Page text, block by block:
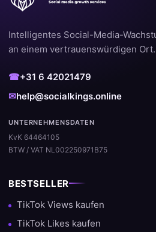
Intelligentes Social-Media-
an einem vertrauenswürdigen Ort.
☎+31 6 42021479
✉help@socialkings.online
UNTERNEHMENSDATEN
KvK 64464105
BTW / VAT NL002250971B75
BESTSELLER
TikTok Views kaufen
TikTok Likes kaufen